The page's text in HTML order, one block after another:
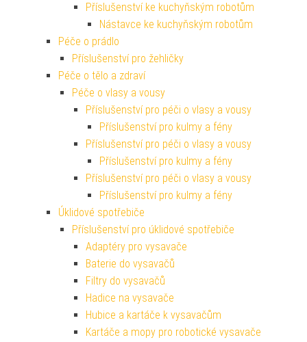
Příslušenství ke kuchyňským robotům
Nástavce ke kuchyňským robotům
Péče o prádlo
Příslušenství pro žehličky
Péče o tělo a zdraví
Péče o vlasy a vousy
Příslušenství pro péči o vlasy a vousy
Příslušenství pro kulmy a fény
Příslušenství pro péči o vlasy a vousy
Příslušenství pro kulmy a fény
Příslušenství pro péči o vlasy a vousy
Příslušenství pro kulmy a fény
Úklidové spotřebiče
Příslušenství pro úklidové spotřebiče
Adaptéry pro vysavače
Baterie do vysavačů
Filtry do vysavačů
Hadice na vysavače
Hubice a kartáče k vysavačům
Kartáče a mopy pro robotické vysavače